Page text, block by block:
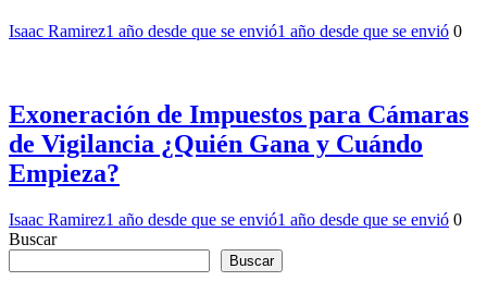
Isaac Ramirez1 año desde que se envió1 año desde que se envió 0
Exoneración de Impuestos para Cámaras
de Vigilancia ¿Quién Gana y Cuándo
Empieza?
Isaac Ramirez1 año desde que se envió1 año desde que se envió 0
Buscar
Buscar